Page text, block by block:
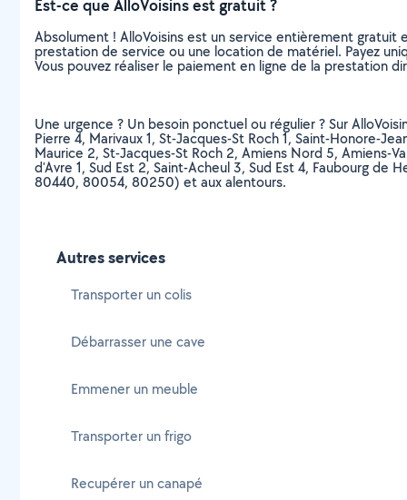
Est-ce que AlloVoisins est gratuit ?
Absolument ! AlloVoisins est un service entièrement gratuit
prestation de service ou une location de matériel. Payez
Vous pouvez réaliser le paiement en ligne de la prestation
Une urgence ? Un besoin ponctuel ou régulier ? Sur
Pierre 4, Marivaux 1, St-Jacques-St Roch 1, Saint-Honore-
Maurice 2, St-Jacques-St Roch 2, Amiens Nord 5, Amiens-
d'Avre 1, Sud Est 2, Saint-Acheul 3, Sud Est 4, Faubourg
80440, 80054, 80250) et aux alentours.
Autres services
Transporter un colis
Débarrasser une cave
Emmener un meuble
Transporter un frigo
Recupérer un canapé